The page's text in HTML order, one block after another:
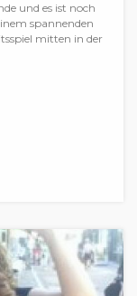
und es ist noch
spannenden
mitten in der